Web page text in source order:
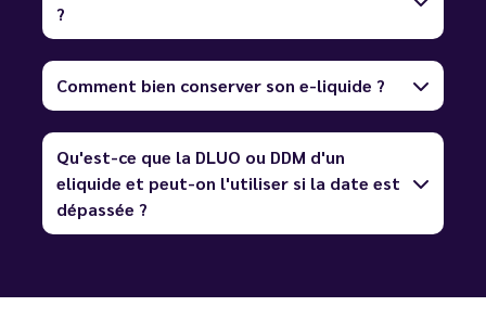
?
Comment bien conserver son e-liquide ?
Qu'est-ce que la DLUO ou DDM d'un
eliquide et peut-on l'utiliser si la date est
dépassée ?